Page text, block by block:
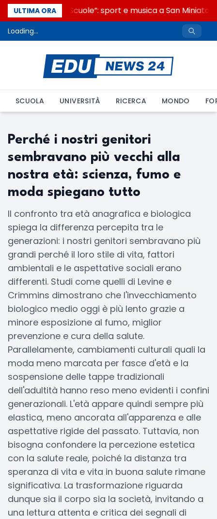
ULTIMA ORA
“Noi siamo le Scuole”: sport e musica a San
Loading...
SCUOLA UNIVERSITÀ RICERCA MONDO
Perché i nostri genitori
sembravano più vecchi alla
nostra età: scienza, fumo e
moda spiegano tutto
Il confronto tra età anagrafica e biologica
spiega la differenza percepita tra le
generazioni: i nostri genitori sembravano più
grandi perché il loro stile di vita, fattori
ambientali e le aspettative sociali erano
differenti. Studi come quelli di Levine e
Crimmins dimostrano che l'invecchiamento
biologico medio oggi è più lento grazie a
minore esposizione al fumo, miglior
prevenzione e cura della salute.
Parallelamente, cambiamenti culturali quali la
moda meno marcata per fasce d'età e la
sospensione delle tappe tradizionali
dell'adultità hanno reso meno evidenti i confini
generazionali. L'età appare quindi sempre più
elastica, meno ancorata all'apparenza e alle
aspettative rigide del passato. Tuttavia, non
bisogna confondere la percezione estetica
con la salute reale, poiché la distanza tra
speranza di vita e vita in buona salute rimane
significativa. La trasformazione riguarda
dunque sia il corpo sia la società, invitando a
una lettura attenta e critica dei segnali di